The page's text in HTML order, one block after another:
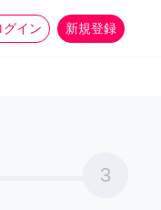
グイン 新規登録
事 more_horiz
3